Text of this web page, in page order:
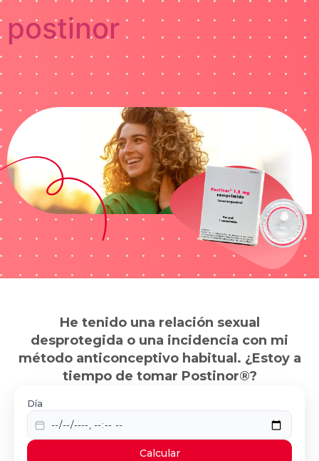
postinor
He tenido una relación sexual
desprotegida o una incidencia con mi
método anticonceptivo habitual. ¿Estoy a
tiempo de tomar Postinor®?
Día
Calcular